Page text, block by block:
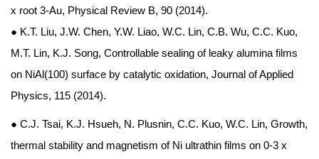
x root 3-Au, Physical Review B, 90 (2014).
● K.T. Liu, J.W. Chen, Y.W. Liao, W.C. Lin, C.B. Wu, C.C. Kuo,
M.T. Lin, K.J. Song, Controllable sealing of leaky alumina films
on NiAl(100) surface by catalytic oxidation, Journal of Applied
Physics, 115 (2014).
● C.J. Tsai, K.J. Hsueh, N. Plusnin, C.C. Kuo, W.C. Lin, Growth,
thermal stability and magnetism of Ni ultrathin films on 0-3 x